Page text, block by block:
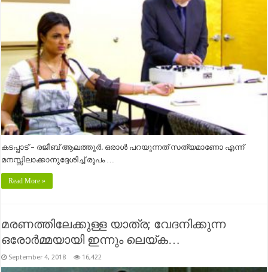
കടപ്പാട് – രജീബ് ആലത്തൂർ. ഒരാൾ പറയുന്നത് സത്യമാണോ എന്ന്
മനസ്സിലാക്കാനുദ്ദേശിച്ച് രൂപം …
Read More »
മരണത്തിലേക്കുള്ള യാത്ര; വേദനിക്കുന്ന
ഒരോർമ്മയായി ഇന്നും ലെയ്‌ക…
September 4, 2018 16,422